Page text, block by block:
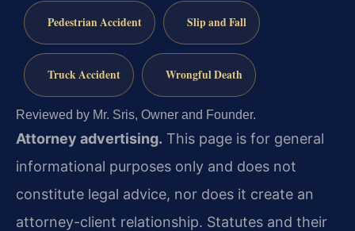
Pedestrian Accident Slip and Fall
Truck Accident Wrongful Death
Reviewed by Mr. Sris, Owner and Founder.
Attorney advertising. This page is for general
informational purposes only and does not
constitute legal advice, nor does it create an
attorney-client relationship. Statutes and their